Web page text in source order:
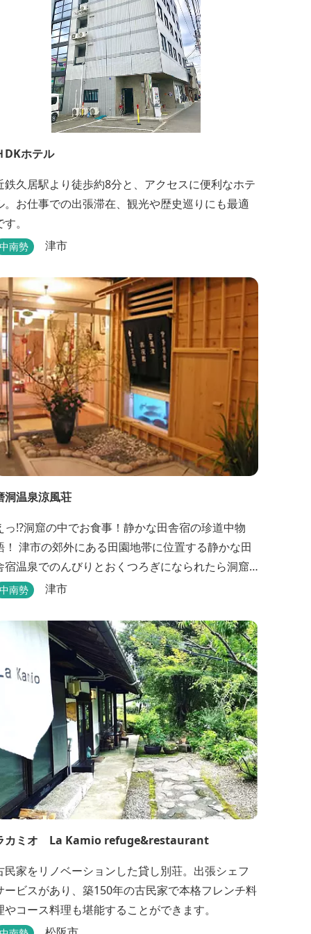
DKホテル
鉄久居駅より徒歩約8分と、アクセスに便利なホテ
。お仕事での出張滞在、観光や歴史巡りにも最適
。
南勢 津市
洞温泉涼風荘
っ!?洞窟の中でお食事！静かな田舎宿の珍道中物
！ 津市の郊外にある田園地帯に位置する静かな田
宿温泉でのんびりとおくつろぎになられたら洞窟
利用したお座敷で、伊勢湾の海の幸や松阪肉を山
の天然空調、お客様を不思議な空間にご案内！ ご
会には、大広間で和食会席、日帰り入浴＆お食事
Ｋ。 温泉は、津に来て津の湯をお楽しみいただけ
す。「白...
南勢 津市
カミオ La Kamio refuge&restaurant
民家をリノベーションした貸し別荘。出張シェフ
ービスがあり、築150年の古民家で本格フレンチ料
やコース料理も堪能することができます。